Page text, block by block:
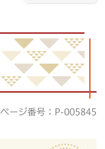
ページ番号：P-005845